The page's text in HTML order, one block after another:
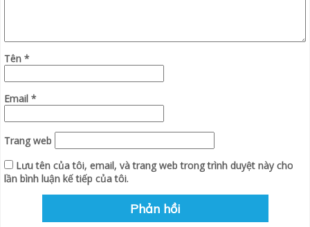
Tên *
Email *
Trang web
Lưu tên của tôi, email, và trang web trong trình duyệt này cho
lần bình luận kế tiếp của tôi.